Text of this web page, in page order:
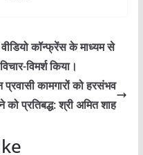
कॉन्फ्रेंस के माध्यम से
विमर्श किया।
कामगारों को हरसंभव
प्रतिबद्ध: श्री अमित शाह